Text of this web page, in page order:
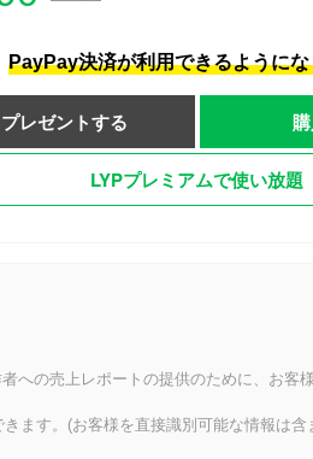
PayPay決済が利用できるように
プレゼントする
LYPプレミアムで使い放題
への売上レポートの提供のために、お客
ます。(お客様を直接識別可能な情報は含